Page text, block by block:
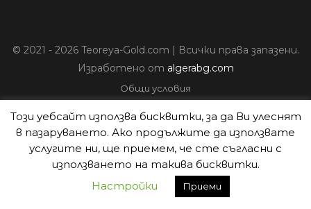
© 2021 - 2026 Teoreya-Gold.com | Всички права запазени.
Изработено от algerabg.com
Общи условия
Политика за лични данни
Плащане
Доставка
Политика на връщане
Този уебсайт използва бисквитки, за да Ви улеснят
в пазаруването. Ако продължите да използвате
услугите ни, ще приемем, че сте съгласни с
използването на такива бисквитки.
Настройки
Приеми